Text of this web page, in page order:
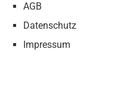
AGB
Datenschutz
Impressum